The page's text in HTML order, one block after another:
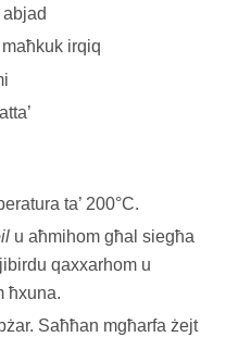
irqiq
ta’ 200°C.
u aħmihom għal siegħa
qaxxarhom u
ħxuna.
Saħħan mgħarfa żejt